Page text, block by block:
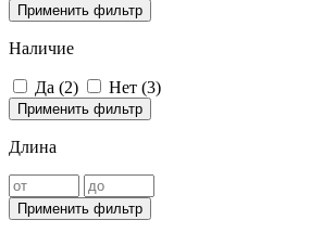
Применить фильтр
Наличие
Да (2) Нет (3)
Применить фильтр
Длина
Применить фильтр